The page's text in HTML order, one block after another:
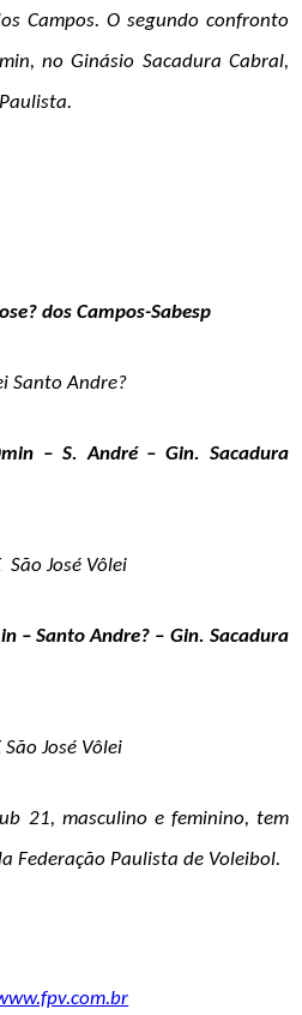
Campos. O segundo confronto
no Ginásio Sacadura Cabral,
dos Campos-Sabesp
Santo Andre?
– S. André – Gin. Sacadura
José Vôlei
– Santo Andre? – Gin. Sacadura
José Vôlei
21, masculino e feminino, tem
Federação Paulista de Voleibol.